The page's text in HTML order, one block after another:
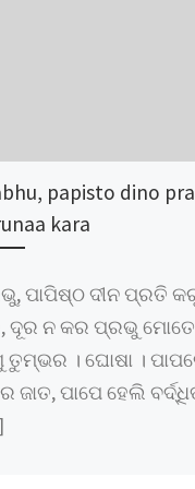
papisto dino
kara
ପାପିଷ୍ଠ ଦୀନ ପ୍ରତି
ଦୂର ନ କର ପ୍ରଭୁ ମୋତେ
ତୁମ୍ଭର । ଘୋଷା ।
ଜାତ, ପାପେ ହେଲି